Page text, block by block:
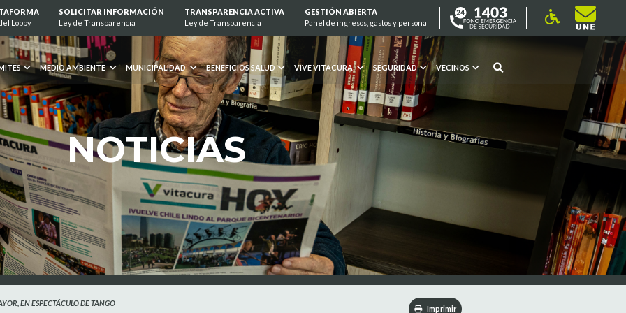
Lobby
SOLICITAR INFORMACIÓN
Ley de Transparencia
TRANSPARENCIA ACTIVA
Ley de Transparencia
GESTIÓN ABIERTA
Panel de ingresos, gastos y personal
MEDIO AMBIENTE MUNICIPALIDAD BENEFICIOS SALUD VIVE VITACURA SEGURIDAD VECINOS
NOTICIAS
EN ESPECTÁCULO DE TANGO
Imprimir